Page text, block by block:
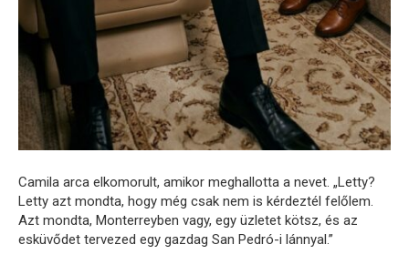
Camila arca elkomorult, amikor meghallotta a nevet. „Letty?
Letty azt mondta, hogy még csak nem is kérdeztél felőlem.
Azt mondta, Monterreyben vagy, egy üzletet kötsz, és az
esküvődet tervezed egy gazdag San Pedró-i lánnyal.”